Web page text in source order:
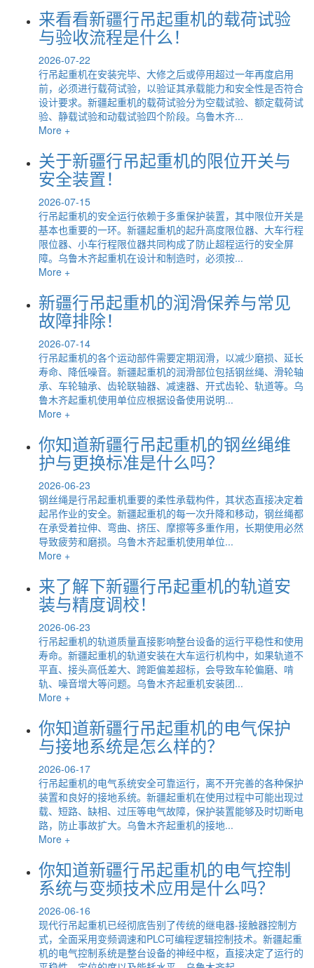
来看看新疆行吊起重机的载荷试验
与验收流程是什么！
2026-07-22
行吊起重机在安装完毕、大修之后或停用超过一年再度启用
前，必须进行载荷试验，以验证其承载能力和安全性是否符合
设计要求。新疆起重机的载荷试验分为空载试验、额定载荷试
验、静载试验和动载试验四个阶段。乌鲁木齐...
More +
关于新疆行吊起重机的限位开关与
安全装置！
2026-07-15
行吊起重机的安全运行依赖于多重保护装置，其中限位开关是
基本也重要的一环。新疆起重机的起升高度限位器、大车行程
限位器、小车行程限位器共同构成了防止超程运行的安全屏
障。乌鲁木齐起重机在设计和制造时，必须按...
More +
新疆行吊起重机的润滑保养与常见
故障排除！
2026-07-14
行吊起重机的各个运动部件需要定期润滑，以减少磨损、延长
寿命、降低噪音。新疆起重机的润滑部位包括钢丝绳、滑轮轴
承、车轮轴承、齿轮联轴器、减速器、开式齿轮、轨道等。乌
鲁木齐起重机使用单位应根据设备使用说明...
More +
你知道新疆行吊起重机的钢丝绳维
护与更换标准是什么吗？
2026-06-23
钢丝绳是行吊起重机重要的柔性承载构件，其状态直接决定着
起吊作业的安全。新疆起重机的每一次升降和移动，钢丝绳都
在承受着拉伸、弯曲、挤压、摩擦等多重作用，长期使用必然
导致疲劳和磨损。乌鲁木齐起重机使用单位...
More +
来了解下新疆行吊起重机的轨道安
装与精度调校！
2026-06-23
行吊起重机的轨道质量直接影响整台设备的运行平稳性和使用
寿命。新疆起重机的轨道安装在大车运行机构中，如果轨道不
平直、接头高低差大、跨距偏差超标，会导致车轮偏磨、啃
轨、噪音增大等问题。乌鲁木齐起重机安装团...
More +
你知道新疆行吊起重机的电气保护
与接地系统是怎么样的？
2026-06-17
行吊起重机的电气系统安全可靠运行，离不开完善的各种保护
装置和良好的接地系统。新疆起重机在使用过程中可能出现过
载、短路、缺相、过压等电气故障，保护装置能够及时切断电
路，防止事故扩大。乌鲁木齐起重机的接地...
More +
你知道新疆行吊起重机的电气控制
系统与变频技术应用是什么吗？
2026-06-16
现代行吊起重机已经彻底告别了传统的继电器-接触器控制方
式，全面采用变频调速和PLC可编程逻辑控制技术。新疆起重
机的电气控制系统是整台设备的神经中枢，直接决定了运行的